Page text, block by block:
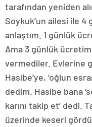
tarafından yeniden
Soykuk’un ailesi ile 4
anlaştım. 1 günlük
Ama 3 günlük ücretim
vermediler. Evlerine
Hasibe’ye, ‘oğlun
dedim. Hasibe bana
karını takip et’ dedi.
üzerinde keseri